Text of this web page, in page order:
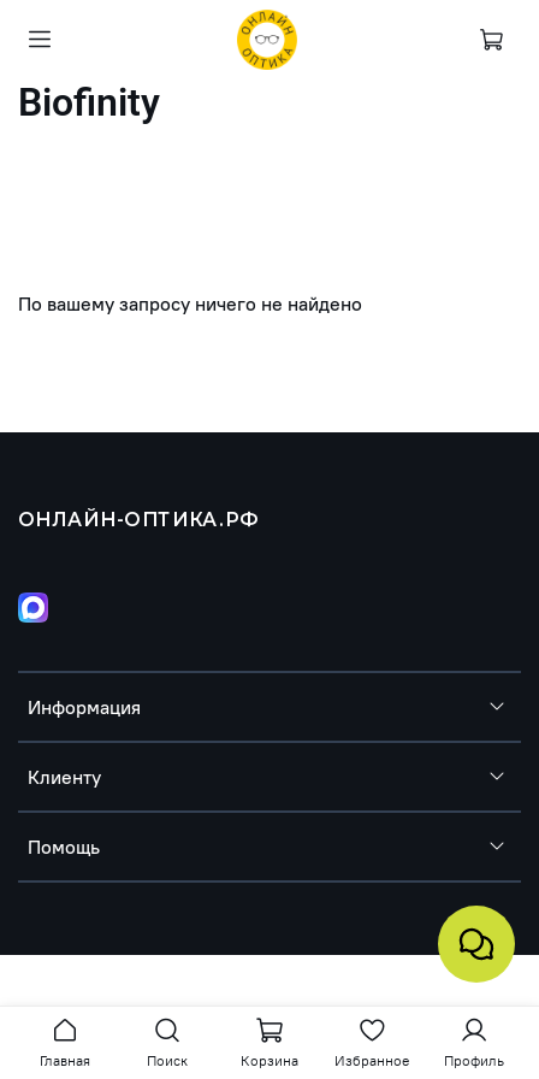
Biofinity
По вашему запросу ничего не найдено
Информация
Клиенту
Помощь
ОНЛАЙН-ОПТИКА.РФ
Главная Поиск Корзина Избранное Профиль